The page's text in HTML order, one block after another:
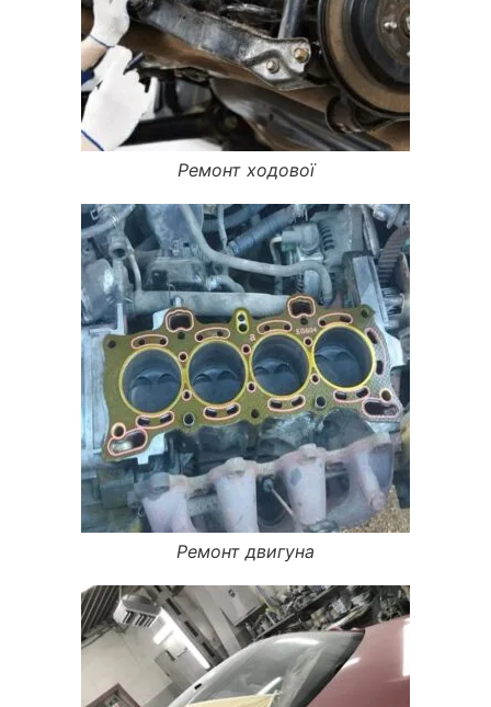
Ремонт ходової
Ремонт двигуна